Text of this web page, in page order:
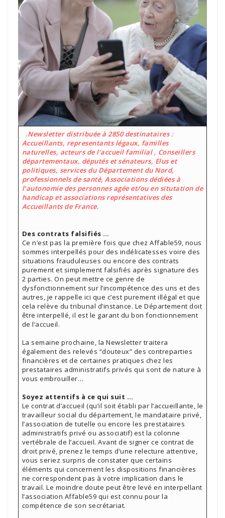
.Newsletter distribuée à 2850 destinataires :
Accueillants, representants légaux, familles
naturelles, acteurs de l’accueil familial , Conseillers
départementaux, députés et sénateurs, Elus et
politiques, services du Département du Nord,
professionnels de santé, Associations dédiées à
l’autonomie des personnes agée et/ou en situtation de
handicap et associations représentatives des
Accueillants de France.
Des contrats falsifiés …
Ce n’est pas la première fois que chez Affable59, nous
sommes interpellés pour des indélicatesses voire des
situations frauduleuses ou encore des contrats
purement et simplement falsifiés après signature des
2 parties. On peut mettre ce genre de
dysfonctionnement sur l’incompétence des uns et des
autres, je rappelle ici que c’est purement illégal et que
cela relève du tribunal d’instance. Le Département doit
être interpellé, il est le garant du bon fonctionnement
de l’accueil.
La semaine prochaine, la Newsletter traitera
également des relevés “douteux” des contreparties
financières et de certaines pratiques chez les
prestataires administratifs privés qui sont de nature à
vous embrouiller…
Soyez attentifs à ce qui suit …
Le contrat d’accueil (qu’il soit établi par l’accueillante, le
travailleur social du département, le mandataire privé,
l’association de tutelle ou encore les prestataires
administratifs privé ou associatif) est la colonne
vertébrale de l’accueil. Avant de signer ce contrat de
droit privé, prenez le temps d’une relecture attentive,
vous seriez surpris de constater que certains
éléments qui concernent les dispositions financières
ne correspondent pas à votre implication dans le
travail. Le moindre doute peut être levé en interpellant
l’association Affable59 qui est connu pour la
compétence de son secrétariat.